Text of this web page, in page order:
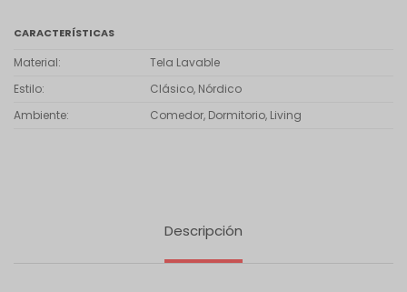
CARACTERÍSTICAS
Material
Tela Lavable
Estilo
Clásico, Nórdico
Ambiente
Comedor, Dormitorio, Living
Descripción